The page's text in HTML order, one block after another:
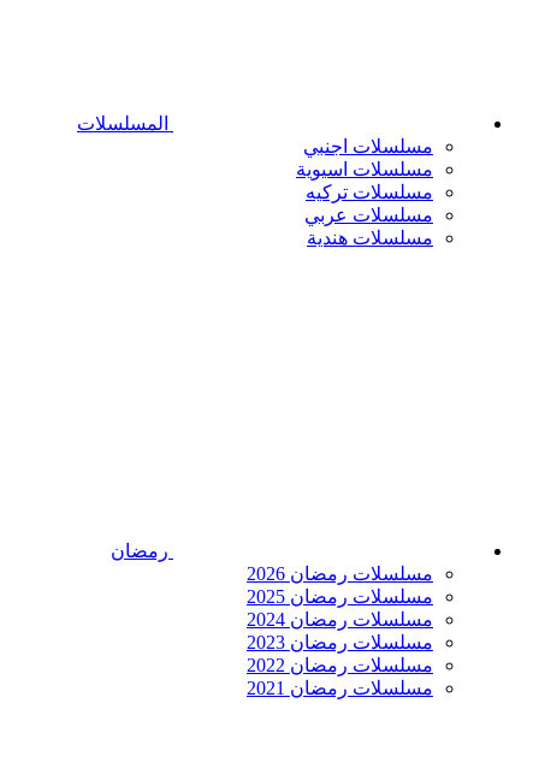
المسلسلات
مسلسلات اجنبي
مسلسلات اسيوية
مسلسلات تركيه
مسلسلات عربي
مسلسلات هندية
رمضان
مسلسلات رمضان 2026
مسلسلات رمضان 2025
مسلسلات رمضان 2024
مسلسلات رمضان 2023
مسلسلات رمضان 2022
مسلسلات رمضان 2021